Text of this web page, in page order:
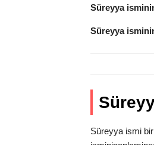
Süreyya
Süreyya
Süreyya ismi